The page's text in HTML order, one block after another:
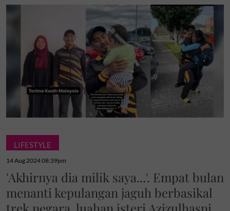
LIFESTYLE
14 Aug 2024 08:39pm
'Akhirnya dia milik saya...'. Empat bulan
menanti kepulangan jaguh berbasikal